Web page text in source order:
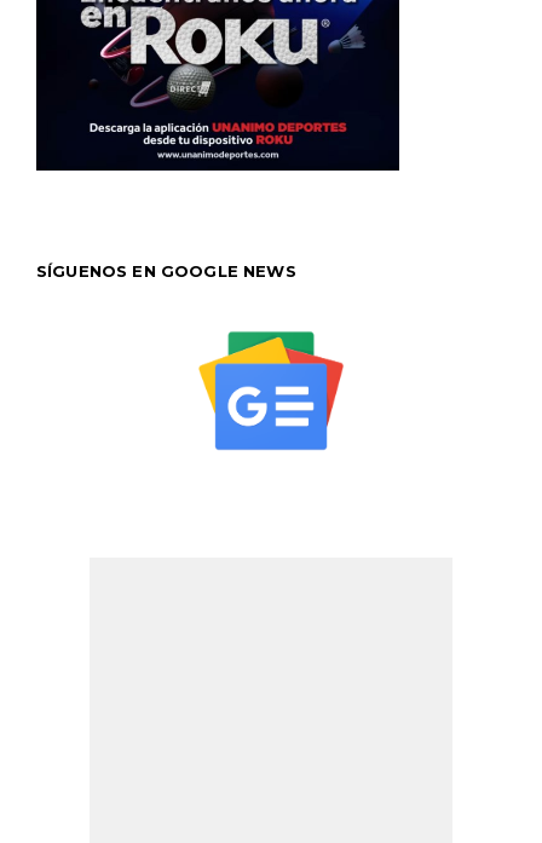
SÍGUENOS EN GOOGLE NEWS